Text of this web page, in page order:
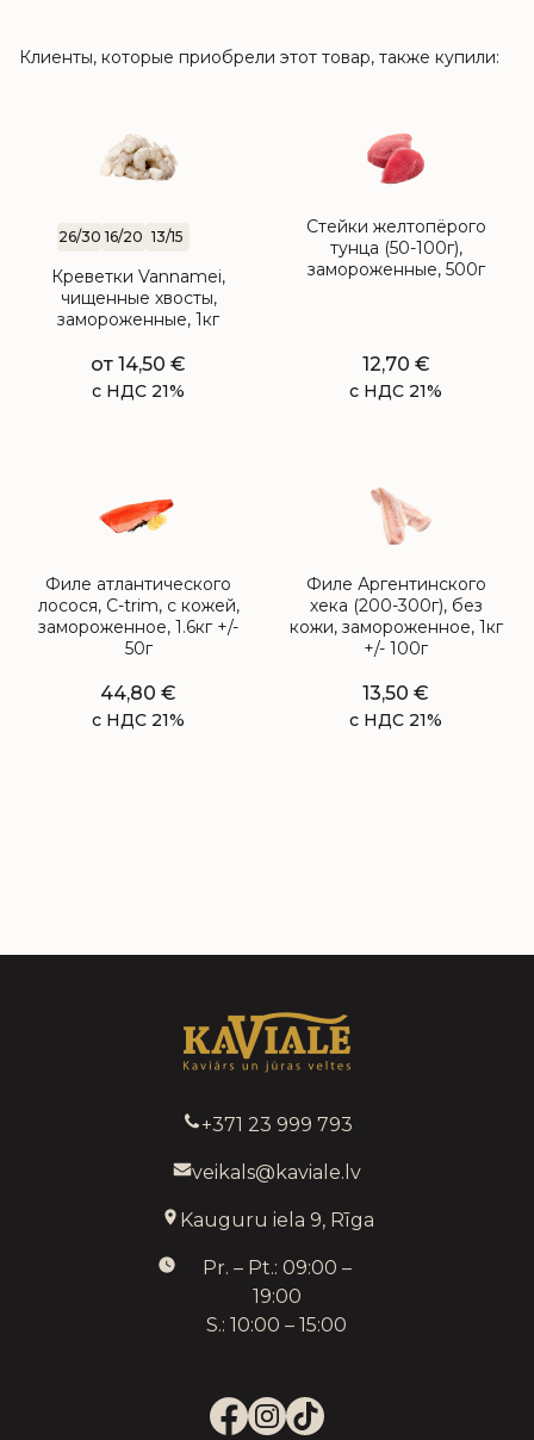
Клиенты, которые приобрели этот товар, также купили:
26/30 16/20 13/15
Креветки Vannamei,
чищенные хвосты,
замороженные, 1кг
от 14,50 €
с НДС 21%
Стейки желтопёрого
тунца (50-100г),
замороженные, 500г
12,70 €
с НДС 21%
Филе атлантического
лосося, C-trim, с кожей,
замороженное, 1.6кг +/-
50г
44,80 €
с НДС 21%
Филе Аргентинского
хека (200-300г), без
кожи, замороженное, 1кг
+/- 100г
13,50 €
с НДС 21%
+371 23 999 793
veikals@kaviale.lv
Kauguru iela 9, Rīga
Pr. – Pt.: 09:00 –
19:00
S.: 10:00 – 15:00